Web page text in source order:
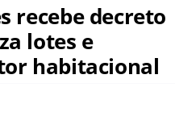
recebe decreto
lotes e
habitacional